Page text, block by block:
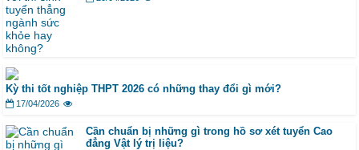
Kỳ thi tốt nghiệp THPT 2026 có những thay đổi gì mới?
17/04/2026
Cần chuẩn bị những gì trong hồ sơ xét tuyển Cao
đẳng Vật lý trị liệu?